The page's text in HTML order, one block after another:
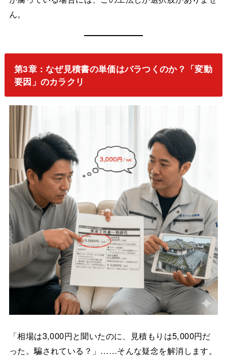
ん。
第3章：なぜ見積書の単価はバラつくのか？「変動
要因」のカラクリ
「相場は3,000円と聞いたのに、見積もりは5,000円だ
った。騙されている？」……そんな疑念を解消します。